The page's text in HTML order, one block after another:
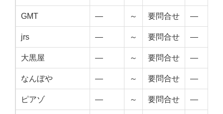
GMT — ～ 要問合せ —
jrs — ～ 要問合せ —
大黒屋 — ～ 要問合せ —
なんぼや — ～ 要問合せ —
ピアゾ — ～ 要問合せ —